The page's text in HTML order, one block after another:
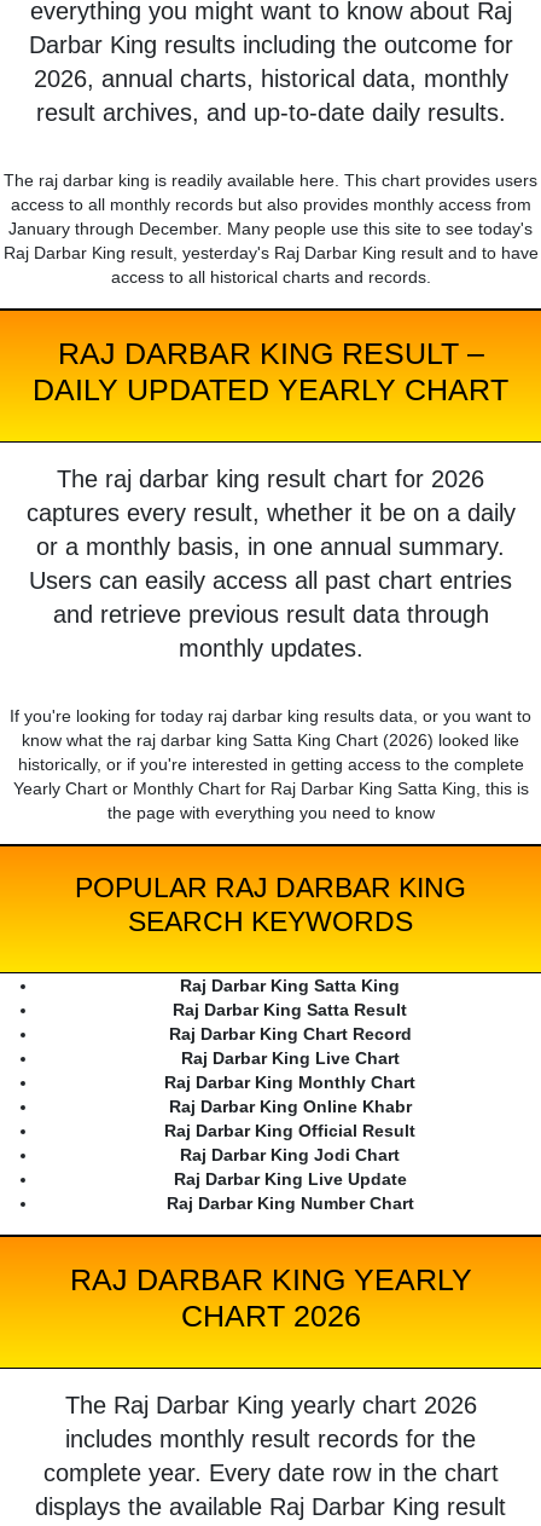
everything you might want to know about Raj
Darbar King results including the outcome for
2026, annual charts, historical data, monthly
result archives, and up-to-date daily results.
The raj darbar king is readily available here. This chart provides users
access to all monthly records but also provides monthly access from
January through December. Many people use this site to see today's
Raj Darbar King result, yesterday's Raj Darbar King result and to have
access to all historical charts and records.
RAJ DARBAR KING RESULT –
DAILY UPDATED YEARLY CHART
The raj darbar king result chart for 2026
captures every result, whether it be on a daily
or a monthly basis, in one annual summary.
Users can easily access all past chart entries
and retrieve previous result data through
monthly updates.
If you're looking for today raj darbar king results data, or you want to
know what the raj darbar king Satta King Chart (2026) looked like
historically, or if you're interested in getting access to the complete
Yearly Chart or Monthly Chart for Raj Darbar King Satta King, this is
the page with everything you need to know
POPULAR RAJ DARBAR KING
SEARCH KEYWORDS
Raj Darbar King Satta King
Raj Darbar King Satta Result
Raj Darbar King Chart Record
Raj Darbar King Live Chart
Raj Darbar King Monthly Chart
Raj Darbar King Online Khabr
Raj Darbar King Official Result
Raj Darbar King Jodi Chart
Raj Darbar King Live Update
Raj Darbar King Number Chart
RAJ DARBAR KING YEARLY
CHART 2026
The Raj Darbar King yearly chart 2026
includes monthly result records for the
complete year. Every date row in the chart
displays the available Raj Darbar King result